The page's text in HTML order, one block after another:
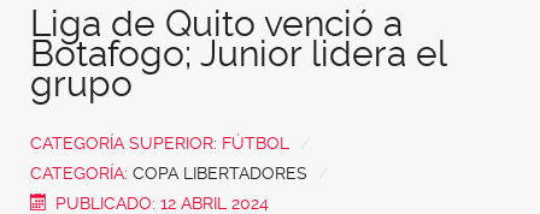
Liga de Quito venció a
Botafogo; Junior lidera el
grupo
CATEGORÍA SUPERIOR: FÚTBOL
CATEGORÍA: COPA LIBERTADORES
PUBLICADO: 12 ABRIL 2024